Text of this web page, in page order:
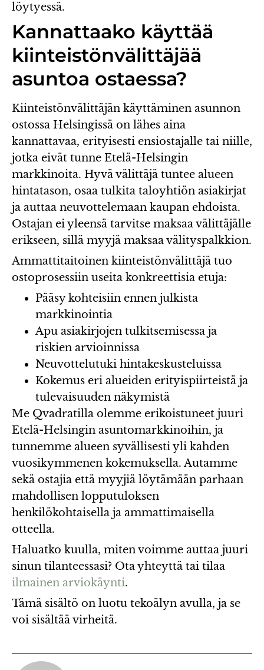
löytyessä.
Kannattaako käyttää
kiinteistönvälittäjää
asuntoa ostaessa?
Kiinteistönvälittäjän käyttäminen asunnon
ostossa Helsingissä on lähes aina
kannattavaa, erityisesti ensiostajalle tai niille,
jotka eivät tunne Etelä-Helsingin
markkinoita. Hyvä välittäjä tuntee alueen
hintatason, osaa tulkita taloyhtiön asiakirjat
ja auttaa neuvottelemaan kaupan ehdoista.
Ostajan ei yleensä tarvitse maksaa välittäjälle
erikseen, sillä myyjä maksaa välityspalkkion.
Ammattitaitoinen kiinteistönvälittäjä tuo
ostoprosessiin useita konkreettisia etuja:
Pääsy kohteisiin ennen julkista
markkinointia
Apu asiakirjojen tulkitsemisessa ja
riskien arvioinnissa
Neuvottelutuki hintakeskusteluissa
Kokemus eri alueiden erityispiirteistä ja
tulevaisuuden näkymistä
Me Qvadratilla olemme erikoistuneet juuri
Etelä-Helsingin asuntomarkkinoihin, ja
tunnemme alueen syvällisesti yli kahden
vuosikymmenen kokemuksella. Autamme
sekä ostajia että myyjiä löytämään parhaan
mahdollisen lopputuloksen
henkilökohtaisella ja ammattimaisella
otteella.
Haluatko kuulla, miten voimme auttaa juuri
sinun tilanteessasi? Ota yhteyttä tai tilaa
ilmainen arviokäynti.
Tämä sisältö on luotu tekoälyn avulla, ja se
voi sisältää virheitä.